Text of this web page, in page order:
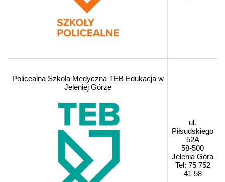
Policealna Szkoła Medyczna TEB Edukacja w
Jeleniej Górze
ul.
Piłsudskiego
52A
58-500
Jelenia Góra
Tel: 75 752
41 58